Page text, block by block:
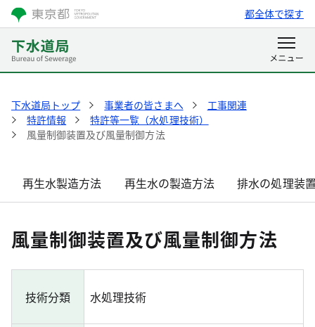
都全体で探す
下水道局トップ 事業者の皆さまへ
工事関連
特許情報
特許等一覧（水処理技術）
風量制御装置及び風量制御方法
再生水製造方法 再生水の製造方法 排水の処理装
風量制御装置及び風量制御方法
技術分類 水処理技術